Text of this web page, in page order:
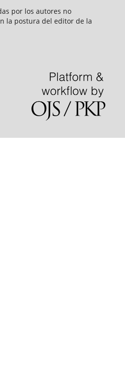
por los autores no
la postura del editor de la